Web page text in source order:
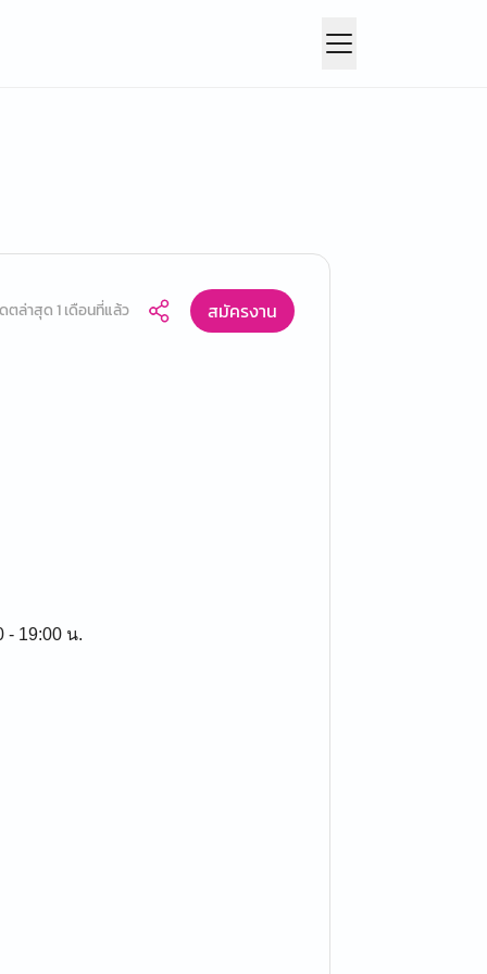
ตล่าสุด 1 เดือนที่แล้ว สมัครงาน
- 19:00 น.